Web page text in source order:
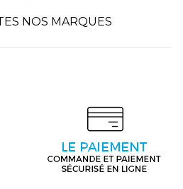
NOS MARQUES